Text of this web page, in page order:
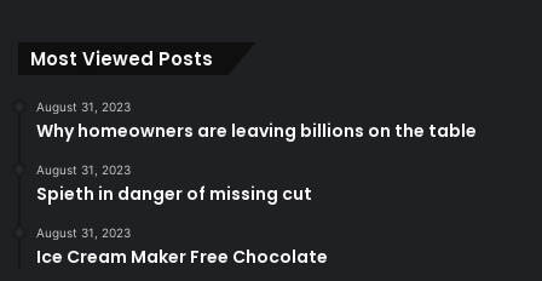
Most Viewed Posts
August 31, 2023
Why homeowners are leaving billions on the table
August 31, 2023
Spieth in danger of missing cut
August 31, 2023
Ice Cream Maker Free Chocolate